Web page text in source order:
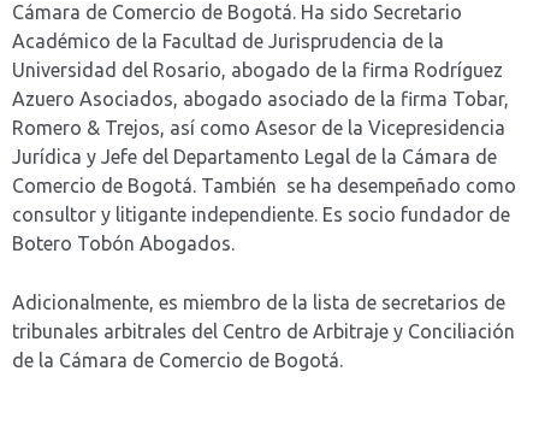
Cámara de Comercio de Bogotá. Ha sido Secretario
Académico de la Facultad de Jurisprudencia de la
Universidad del Rosario, abogado de la firma Rodríguez
Azuero Asociados, abogado asociado de la firma Tobar,
Romero & Trejos, así como Asesor de la Vicepresidencia
Jurídica y Jefe del Departamento Legal de la Cámara de
Comercio de Bogotá. También se ha desempeñado como
consultor y litigante independiente. Es socio fundador de
Botero Tobón Abogados.
Adicionalmente, es miembro de la lista de secretarios de
tribunales arbitrales del Centro de Arbitraje y Conciliación
de la Cámara de Comercio de Bogotá.